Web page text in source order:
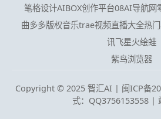
笔格设计AIBOX创作平台08AI导航网
曲多多版权音乐trae视频直播大全热
讯飞星火绘蛙
紫鸟浏览器
Copyright © 2025 智汇AI | 闽ICP备
式：QQ3756153558 |